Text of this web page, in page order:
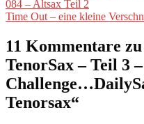
Beitrag:
084 – Altsax Teil 2
Nächster
Time Out – eine kleine
11 Kommentare zu
TenorSax – Teil 3
Tenorsax“